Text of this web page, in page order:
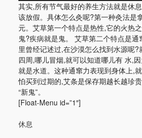
其实,所有节气最好的养生方法就是休
该放假。具体怎么灸呢?第一种灸法是
元。艾草第一个特点是热性,它的火热
鬼?疾病就是鬼。 艾草第二个特点是
里曾经记述过,在沙漠怎么找到水源呢
四周,哪儿冒烟,就可以知道哪儿有 水,
就是水道。这种通窜力表现到身体上,
怕买到过期的,艾条是保存期越长越珍
“新鬼”。
[Float-Menu id=”1″]
休息